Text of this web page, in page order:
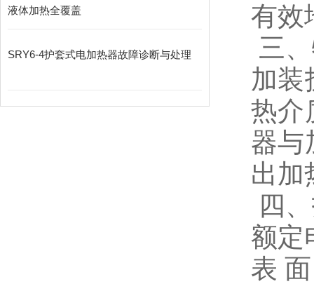
液体加热全覆盖
SRY6-4护套式电加热器故障诊断与处理
有效
三
加装
热介
器与
出加
四、
额
表